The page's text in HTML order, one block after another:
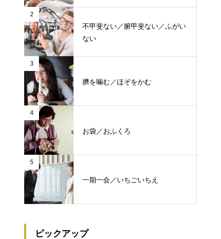
2
不甲斐ない／腑甲斐ない／ふがい
ない
3
臍を噛む／ほぞをかむ
4
お袋／おふくろ
5
一期一会／いちごいちえ
ピックアップ